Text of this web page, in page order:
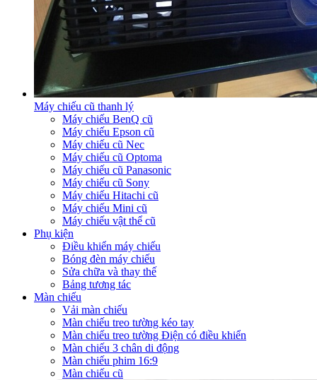
Máy chiếu cũ thanh lý
Máy chiếu BenQ cũ
Máy chiếu Epson cũ
Máy chiếu cũ Nec
Máy chiếu cũ Optoma
Máy chiếu cũ Panasonic
Máy chiếu cũ Sony
Máy chiếu Hitachi cũ
Máy chiếu Mini cũ
Máy chiếu vật thể cũ
Phụ kiện
Điều khiển máy chiếu
Bóng đèn máy chiếu
Sửa chữa và thay thế
Bảng tương tác
Màn chiếu
Vải màn chiếu
Màn chiếu treo tường kéo tay
Màn chiếu treo tường Điện có điều khiển
Màn chiếu 3 chân di động
Màn chiếu phim 16:9
Màn chiếu cũ